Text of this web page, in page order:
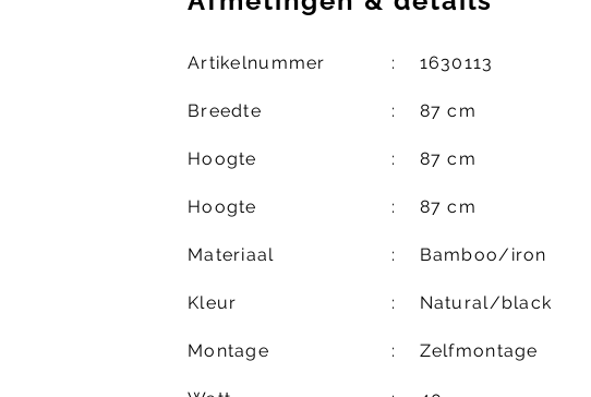
Artikelnummer 1630113
Breedte 87 cm
Hoogte 87 cm
Hoogte 87 cm
Materiaal Bamboo/iron
Kleur Natural/black
Montage Zelfmontage